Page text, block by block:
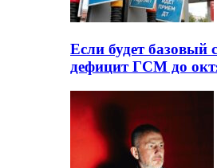
Если будет базовый
дефицит ГСМ до